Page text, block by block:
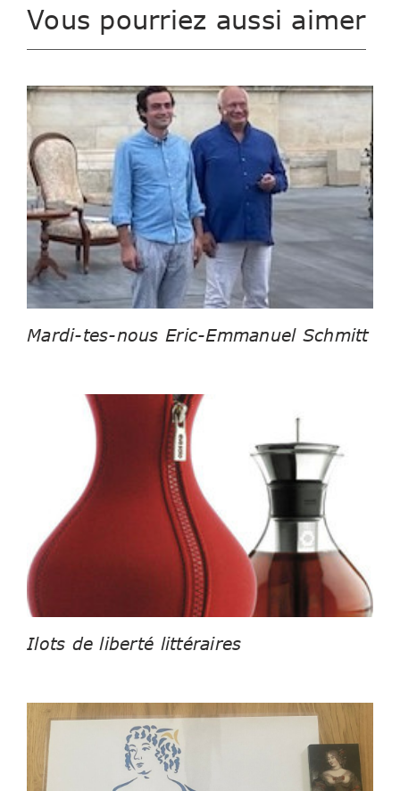
Vous pourriez aussi aimer
Mardi-tes-nous Eric-Emmanuel Schmitt
Ilots de liberté littéraires